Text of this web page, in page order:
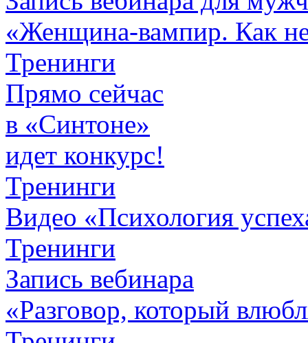
«Женщина-вампир. Как не
Тренинги
Прямо сейчас
в «Синтоне»
идет конкурс!
Тренинги
Видео «Психология
Тренинги
Запись вебинара
«Разговор, который